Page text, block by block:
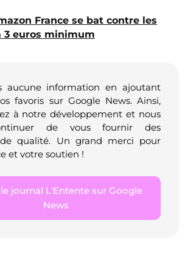
France se bat contre les
3 euros minimum
aucune information en ajoutant
favoris sur Google News. Ainsi,
à notre développement et nous
de vous fournir des
qualité. Un grand merci pour
et votre soutien !
le journal L'Entente sur Google
News